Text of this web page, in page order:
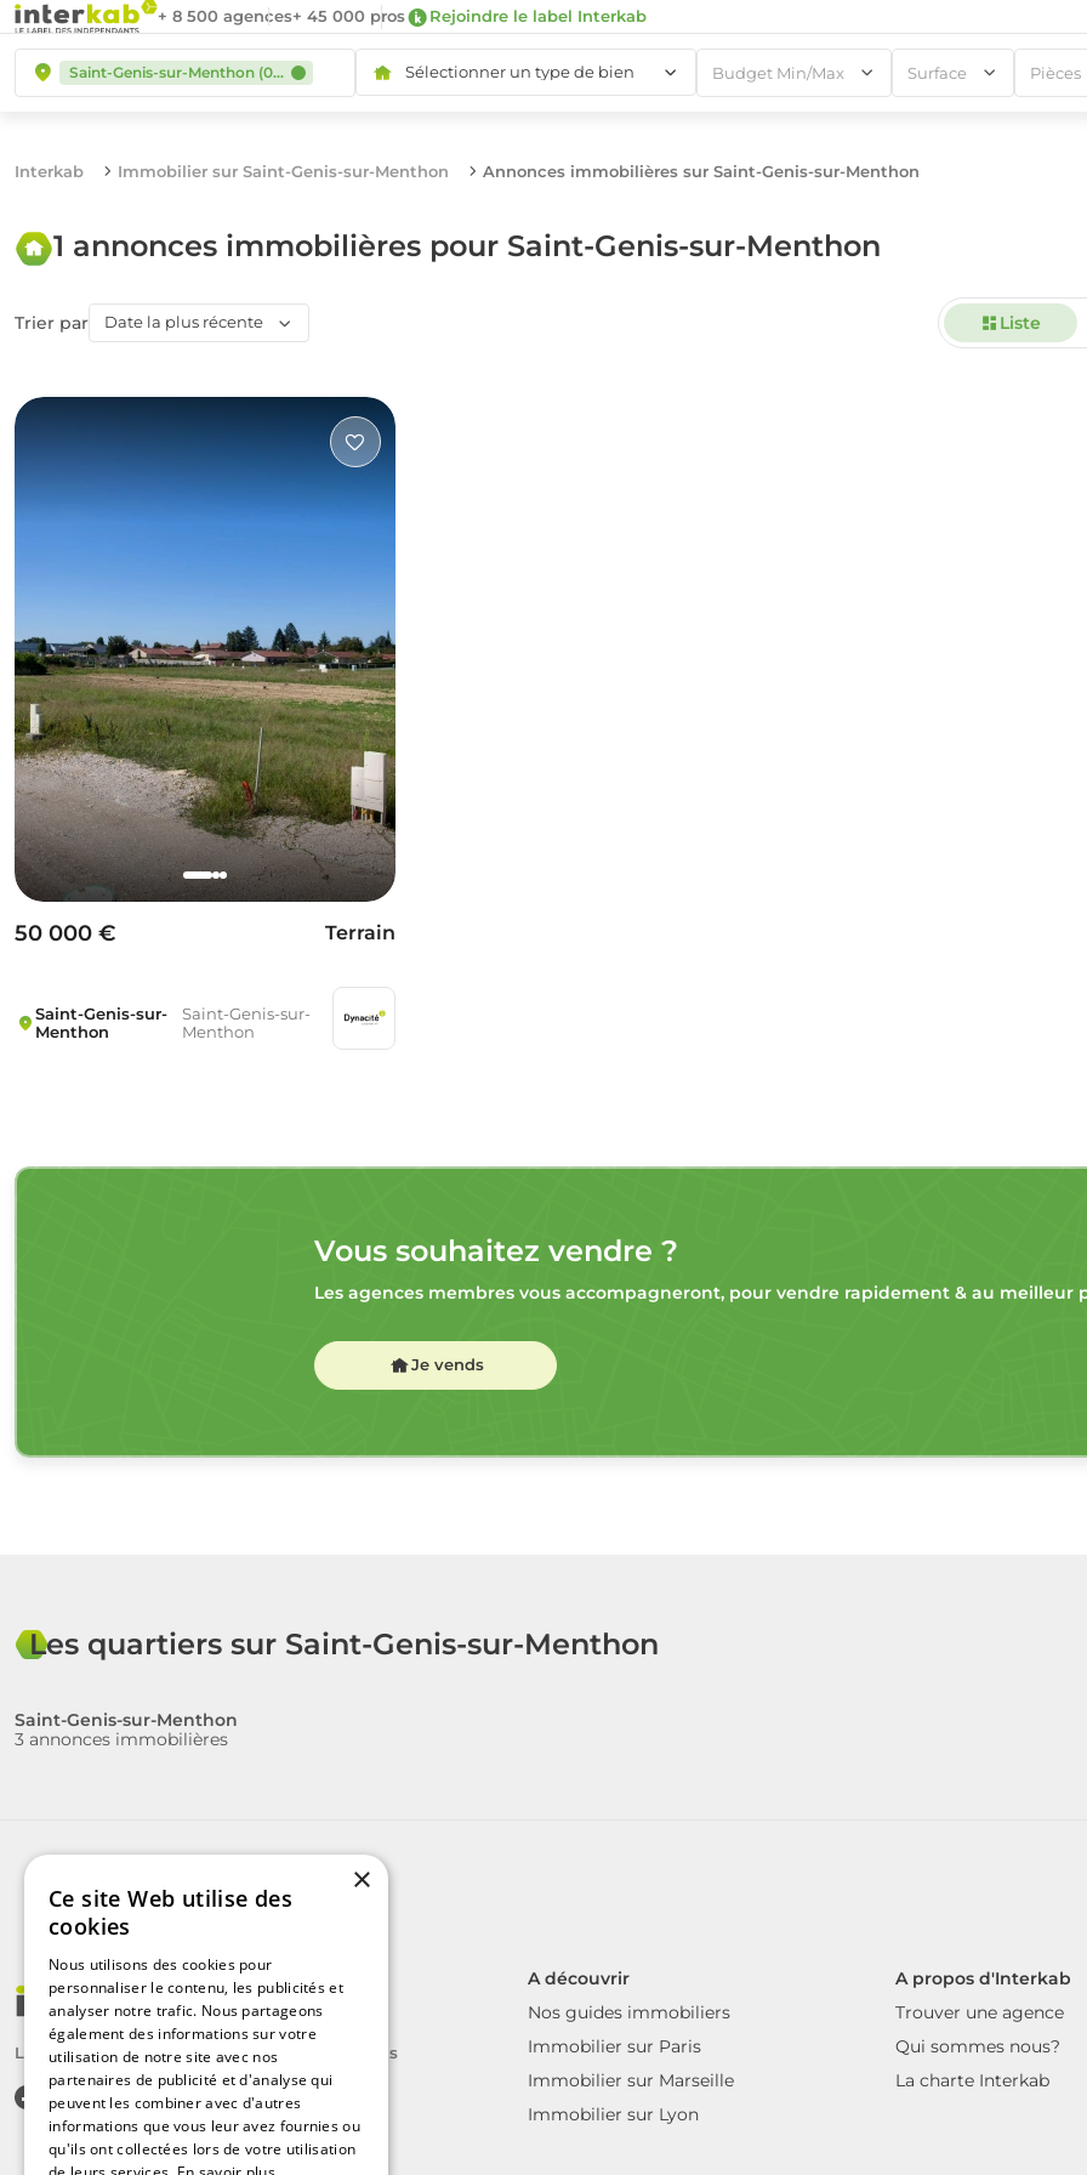
+ 8 500 agences+ 45 000 pros Rejoindre le label Interkab
Saint-Genis-sur-Menthon (01380) Sélectionner un type de bien Budget Min/Max Surface Pièces
Interkab Immobilier sur Saint-Genis-sur-Menthon Annonces immobilières sur Saint-Genis-sur-Menthon
1 annonces immobilières pour Saint-Genis-sur-Menthon
Trier par Date la plus récente Liste
50 000 € Terrain
Saint-Genis-sur-
Menthon
Saint-Genis-sur-
Menthon
Vous souhaitez vendre ?
Les agences membres vous accompagneront, pour vendre rapidement & au meilleur
Je vends
Les quartiers sur Saint-Genis-sur-Menthon
Saint-Genis-sur-Menthon
3 annonces immobilières
Le label des agents immobiliers indépendants
A découvrir
Nos guides immobiliers
Immobilier sur Paris
Immobilier sur Marseille
Immobilier sur Lyon
A propos d'Interkab
Trouver une agence
Qui sommes nous?
La charte Interkab
×
Ce site Web utilise des
cookies
Nous utilisons des cookies pour
personnaliser le contenu, les publicités et
analyser notre trafic. Nous partageons
également des informations sur votre
utilisation de notre site avec nos
partenaires de publicité et d'analyse qui
peuvent les combiner avec d'autres
informations que vous leur avez fournies ou
qu'ils ont collectées lors de votre utilisation